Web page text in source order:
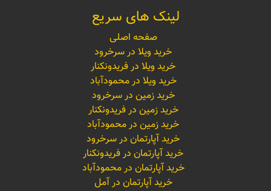
لینک های سریع
صفحه اصلی
خرید ویلا در سرخرود
خرید ویلا در فریدونکنار
خرید ویلا در محمودآباد
خرید زمین در سرخرود
خرید زمین در فریدونکنار
خرید زمین در محمودآباد
خرید آپارتمان در سرخرود
خرید آپارتمان در فریدونکنار
خرید آپارتمان در محمودآباد
خرید آپارتمان در آمل